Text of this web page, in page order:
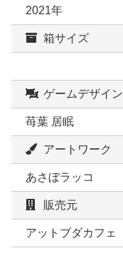
2021年
箱サイズ
ゲームデザイン
苺葉 居眠
アートワーク
あさぼラッコ
販売元
アットブダカフェ